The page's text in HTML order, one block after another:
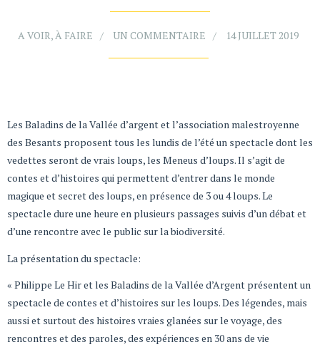
A VOIR, À FAIRE UN COMMENTAIRE 14 JUILLET 2019
Les Baladins de la Vallée d’argent et l’association malestroyenne
des Besants proposent tous les lundis de l’été un spectacle dont les
vedettes seront de vrais loups, les Meneus d’loups. Il s’agit de
contes et d’histoires qui permettent d’entrer dans le monde
magique et secret des loups, en présence de 3 ou 4 loups. Le
spectacle dure une heure en plusieurs passages suivis d’un débat et
d’une rencontre avec le public sur la biodiversité.
La présentation du spectacle:
« Philippe Le Hir et les Baladins de la Vallée d’Argent présentent un
spectacle de contes et d’histoires sur les loups. Des légendes, mais
aussi et surtout des histoires vraies glanées sur le voyage, des
rencontres et des paroles, des expériences en 30 ans de vie